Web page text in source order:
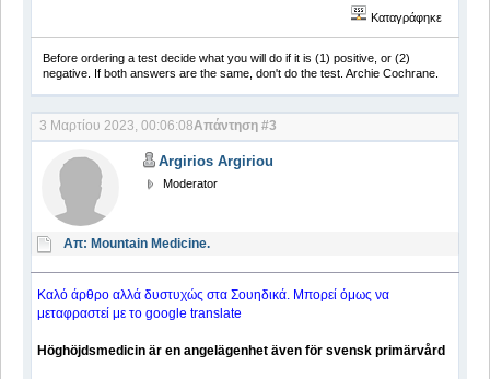
Καταγράφηκε
Before ordering a test decide what you will do if it is (1) positive, or (2)
negative. If both answers are the same, don't do the test. Archie Cochrane.
3 Μαρτίου 2023, 00:06:08Απάντηση #3
Argirios Argiriou
Moderator
Απ: Mountain Medicine.
Καλό άρθρο αλλά δυστυχώς στα Σουηδικά. Μπορεί όμως να
μεταφραστεί με το google translate
Höghöjds­medicin är en angelägenhet även för svensk primärvård